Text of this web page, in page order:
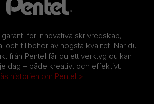
garanti för innovativa skrivredskap,
och tillbehör av högsta kvalitet. När du
från Pentel får du ett verktyg du kan
dag – både kreativt och effektivt.
historien om Pentel >